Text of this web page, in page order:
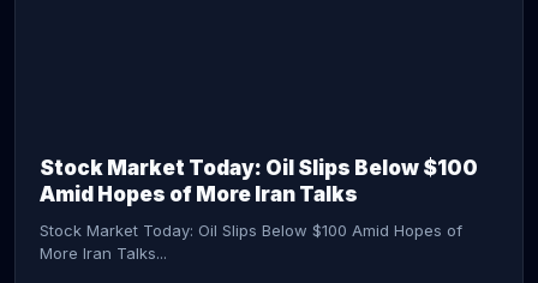
Stock Market Today: Oil Slips Below $100
Amid Hopes of More Iran Talks
Stock Market Today: Oil Slips Below $100 Amid Hopes of
More Iran Talks...